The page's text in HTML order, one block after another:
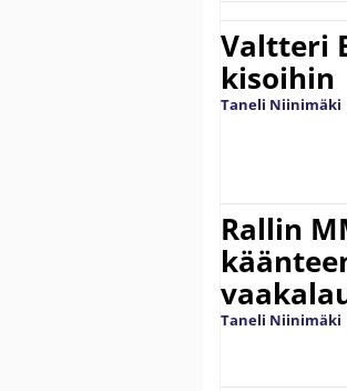
Valtteri
kisoihin
Taneli Niinimäki
Rallin
Taneli Niinimäki